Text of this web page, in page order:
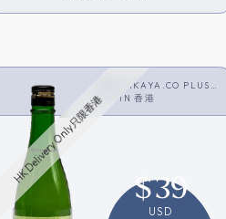
SAKAYA.CO PLUS
<SAKE>
IN香港
HK Delivery Only只限香港
$39
USD